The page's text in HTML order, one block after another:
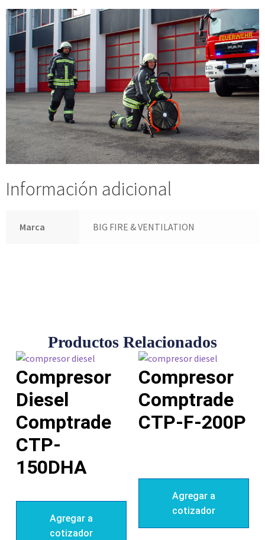
Información adicional
Marca BIG FIRE & VENTILATION
Productos Relacionados
Compresor
Diesel
Comptrade
CTP-
150DHA
Agregar a
cotizador
Compresor
Comptrade
CTP-F-200P
Agregar a
cotizador